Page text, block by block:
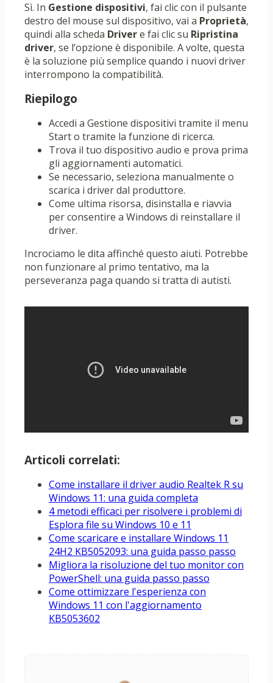
Sì. In Gestione dispositivi, fai clic con il pulsante
destro del mouse sul dispositivo, vai a Proprietà,
quindi alla scheda Drivere fai clic su Ripristina
driver, se l’opzione è disponibile. A volte, questa
è la soluzione più semplice quando i nuovi driver
interrompono la compatibilità.
Riepilogo
Accedi a Gestione dispositivi tramite il menu
Start o tramite la funzione di ricerca.
Trova il tuo dispositivo audio e prova prima
gli aggiornamenti automatici.
Se necessario, seleziona manualmente o
scarica i driver dal produttore.
Come ultima risorsa, disinstalla e riavvia
per consentire a Windows di reinstallare il
driver.
Incrociamo le dita affinché questo aiuti. Potrebbe
non funzionare al primo tentativo, ma la
perseveranza paga quando si tratta di autisti.
Articoli correlati:
Come installare il driver audio Realtek R su
Windows 11: una guida completa
4 metodi efficaci per risolvere i problemi di
Esplora file su Windows 10 e 11
Come scaricare e installare Windows 11
24H2 KB5052093: una guida passo passo
Migliora la risoluzione del tuo monitor con
PowerShell: una guida passo passo
Come ottimizzare l'esperienza con
Windows 11 con l'aggiornamento
KB5053602